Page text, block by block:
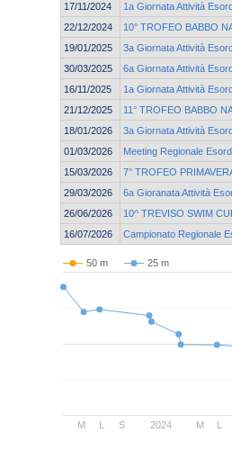
17/11/2024
1a Giornata Attività
22/12/2024
10° TROFEO BABBO
19/01/2025
3a Giornata Attività
30/03/2025
6a Giornata Attività
16/11/2025
1a Giornata Attività
21/12/2025
11° TROFEO BABBO
18/01/2026
3a Giornata Attività
01/03/2026
Meeting Regionale
15/03/2026
7° TROFEO
29/03/2026
6a Gioranata Attività
26/06/2026
10^ TREVISO SWIM
16/07/2026
Campionato Regionale
50 m 25 m
2024
M L S M L